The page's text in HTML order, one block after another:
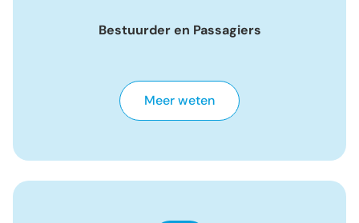
Bestuurder en Passagiers
Meer weten